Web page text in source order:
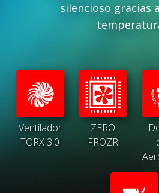
silencioso gracias
Ventilador
TORX 3.0
ZERO
FROZR